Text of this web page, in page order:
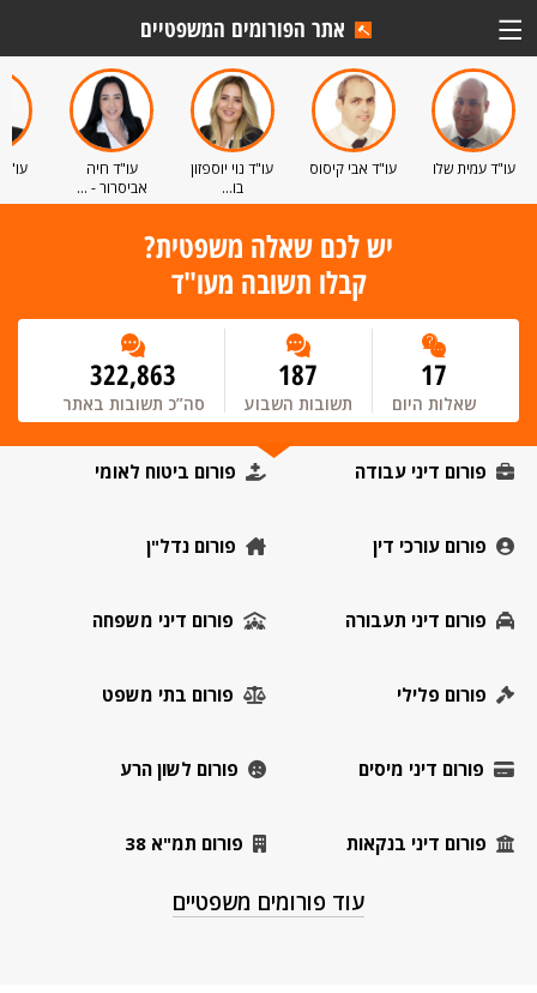
אתר הפורומים המשפטיים
עו"ד עמית שלו עו"ד אבי קיסוס
עו"ד נוי יוספזון
בו...
עו"ד חיה
אביסרור - ...
עו"ד
יש לכם שאלה משפטית?
קבלו תשובה מעו"ד
17
שאלות היום
187
תשובות השבוע
322,863
סה”כ תשובות באתר
פורום דיני עבודה פורום ביטוח לאומי
פורום עורכי דין פורום נדל"ן
פורום דיני תעבורה פורום דיני משפחה
פורום פלילי פורום בתי משפט
פורום דיני מיסים פורום לשון הרע
פורום דיני בנקאות פורום תמ"א 38
עוד פורומים משפטיים